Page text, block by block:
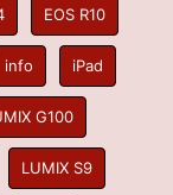
EOS R10
info iPad
G100
LUMIX S9